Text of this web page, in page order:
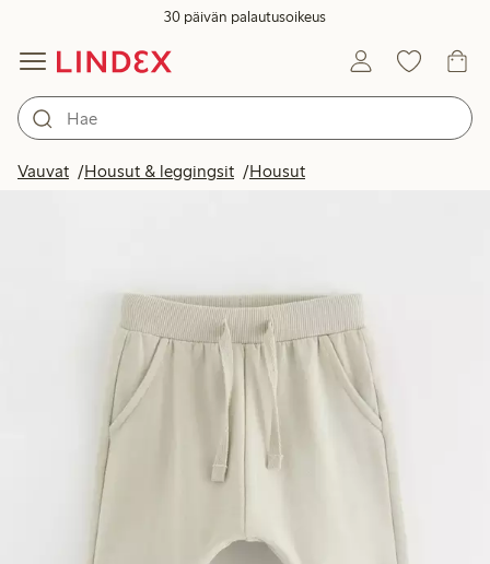
30 päivän palautusoikeus
Vauvat Housut & leggingsit Housut